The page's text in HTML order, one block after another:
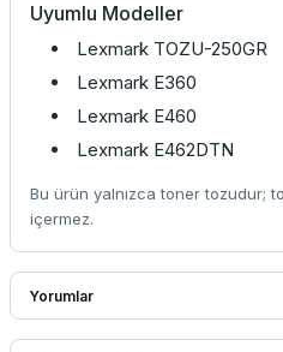
Uyumlu Modeller
Lexmark TOZU-250GR
Lexmark E360
Lexmark E460
Lexmark E462DTN
Bu ürün yalnızca toner tozudur;
içermez.
Yorumlar